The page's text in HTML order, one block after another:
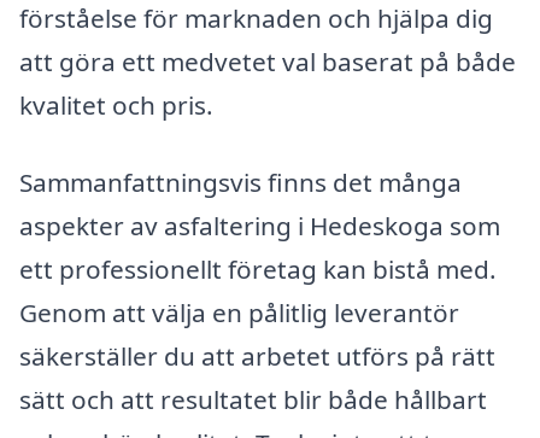
förståelse för marknaden och hjälpa dig
att göra ett medvetet val baserat på både
kvalitet och pris.
Sammanfattningsvis finns det många
aspekter av asfaltering i Hedeskoga som
ett professionellt företag kan bistå med.
Genom att välja en pålitlig leverantör
säkerställer du att arbetet utförs på rätt
sätt och att resultatet blir både hållbart